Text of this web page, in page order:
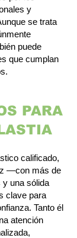
y
se trata
puede
que cumplan
PARA
calificado,
—con más de
y una sólida
clave para
Tanto él
atención